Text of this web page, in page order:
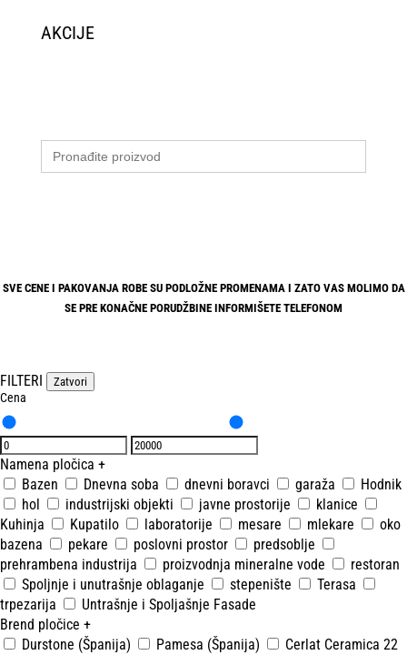
AKCIJE
Search
for:
SVE CENE I PAKOVANJA ROBE SU PODLOŽNE PROMENAMA I ZATO VAS MOLIMO DA
SE PRE KONAČNE PORUDŽBINE INFORMIŠETE TELEFONOM
FILTERI Zatvori
Cena
Namena pločica +
Bazen
Dnevna soba dnevni boravci garaža
Hodnik
hol
industrijski objekti javne prostorije
klanice
Kuhinja
Kupatilo laboratorije mesare mlekare
oko
bazena
pekare poslovni prostor
predsoblje
prehrambena industrija
proizvodnja mineralne vode
restoran
Spoljnje i unutrašnje oblaganje
stepenište
Terasa
trpezarija
Untrašnje i Spoljašnje Fasade
Brend pločice +
Durstone (Španija)
Pamesa (Španija)
Cerlat Ceramica 22